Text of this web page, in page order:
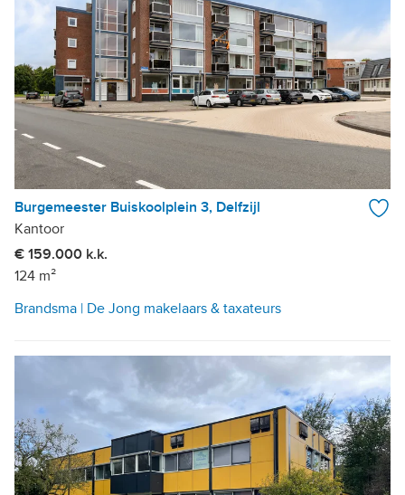
Burgemeester Buiskoolplein 3, Delfzijl
Kantoor
€ 159.000 k.k.
124 m²
Brandsma | De Jong makelaars & taxateurs